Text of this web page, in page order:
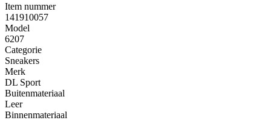
Item nummer
141910057
Model
6207
Categorie
Sneakers
Merk
DL Sport
Buitenmateriaal
Leer
Binnenmateriaal